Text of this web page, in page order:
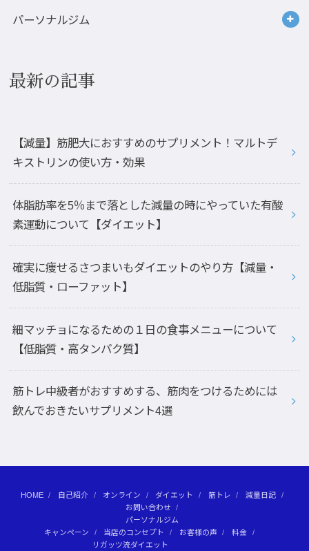
パーソナルジム
最新の記事
【減量】筋肥大におすすめのサプリメント！マルトデ
キストリンの使い方・効果
体脂肪率を5％まで落とした減量の時にやっていた有酸
素運動について【ダイエット】
確実に痩せるさつまいもダイエットのやり方【減量・
低脂質・ローファット】
細マッチョになるための１日の食事メニューについて
【低脂質・高タンパク質】
筋トレ中級者がおすすめする、筋肉をつけるためには
飲んでおきたいサプリメント4選
HOME 自己紹介 オンライン ダイエット 筋トレ
減量日記
お問い合わせ
パーソナルジム
キャンペーン
当店のコンセプト お客様の声
料金
リガッツ流ダイエット